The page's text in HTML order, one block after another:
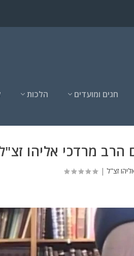
חגים ומועדים הלכות
הרב מרדכי אליהו
זצ"ל|